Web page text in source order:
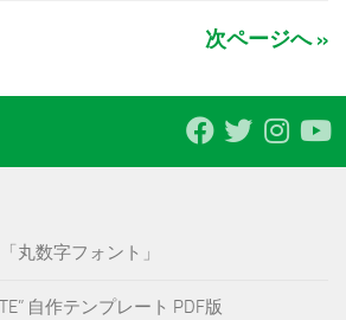
次ページへ »
丸数字フォント」
自作テンプレート PDF版